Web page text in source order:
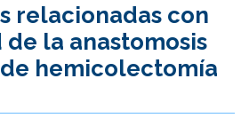
relacionadas con
la anastomosis
hemicolectomía